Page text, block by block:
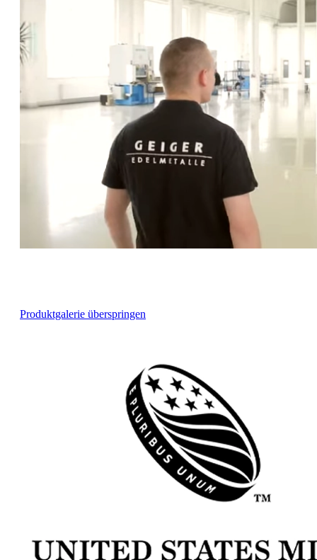
Produktgalerie überspringen